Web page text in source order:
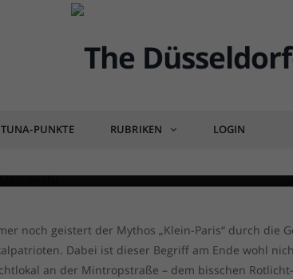
PUNKTE RUBRIKEN LOGIN
Ist Düsseldorf wirklich das
noch geistert der Mythos „Klein-Paris“ durch die
Dabei ist dieser Begriff am Ende wohl
an der Mintropstraße – dem bisschen